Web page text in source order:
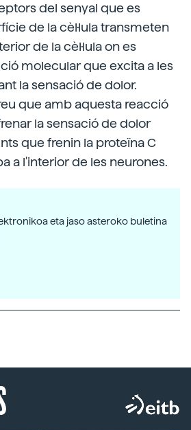
del senyal que es
de la cèl·lula transmeten
de la cèl·lula on es
molecular que excita a les
la sensació de dolor.
que amb aquesta reacció
la sensació de dolor
que frenin la proteïna C
a l'interior de les neurones.
eta jaso asteroko buletina